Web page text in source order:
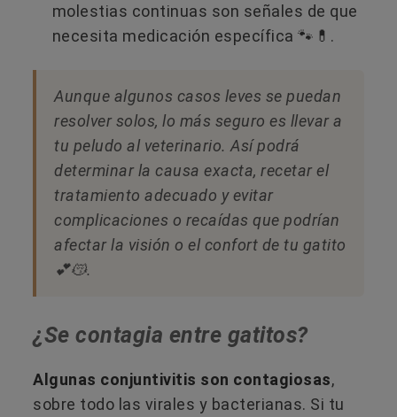
molestias continuas son señales de que
necesita medicación específica 🐾💊.
Aunque algunos casos leves se puedan
resolver solos, lo más seguro es llevar a
tu peludo al veterinario. Así podrá
determinar la causa exacta, recetar el
tratamiento adecuado y evitar
complicaciones o recaídas que podrían
afectar la visión o el confort de tu gatito
💕😽.
¿Se contagia entre gatitos?
Algunas conjuntivitis son contagiosas,
sobre todo las virales y bacterianas. Si tu